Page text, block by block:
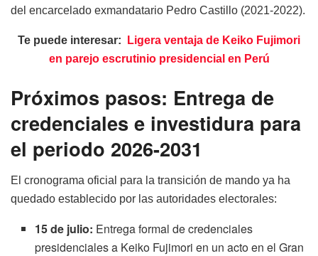
del encarcelado exmandatario Pedro Castillo (2021-2022).
Te puede interesar:
Ligera ventaja de Keiko Fujimori
en parejo escrutinio presidencial en Perú
Próximos pasos: Entrega de
credenciales e investidura para
el periodo 2026-2031
El cronograma oficial para la transición de mando ya ha
quedado establecido por las autoridades electorales:
15 de julio: Entrega formal de credenciales
presidenciales a Keiko Fujimori en un acto en el Gran